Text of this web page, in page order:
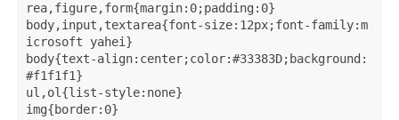
rea,figure,form{margin:0;padding:0}
body,input,textarea{font-size:12px;font-family:m
icrosoft yahei}
body{text-align:center;color:#33383D;background:
#f1f1f1}
ul,ol{list-style:none}
img{border:0}